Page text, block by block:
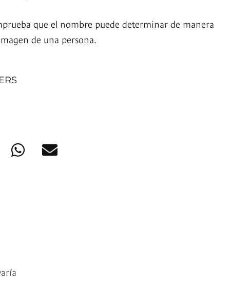
que el nombre puede determinar de manera
de una persona.